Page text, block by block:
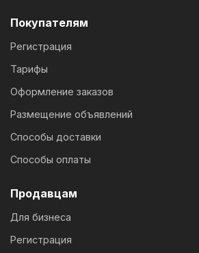
Покупателям
Регистрация
Тарифы
Оформление заказов
Размещение объявлений
Способы доставки
Способы оплаты
Продавцам
Для бизнеса
Регистрация